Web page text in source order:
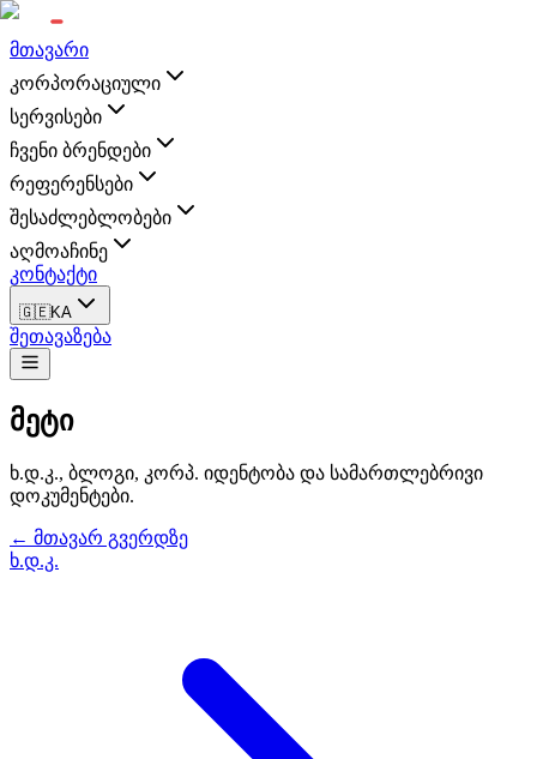
მთავარი
კორპორაციული
სერვისები
ჩვენი ბრენდები
რეფერენსები
შესაძლებლობები
აღმოაჩინე
კონტაქტი
🇬🇪KA
შეთავაზება
მეტი
ხ.დ.კ., ბლოგი, კორპ. იდენტობა და სამართლებრივი
დოკუმენტები.
← მთავარ გვერდზე
ხ.დ.კ.